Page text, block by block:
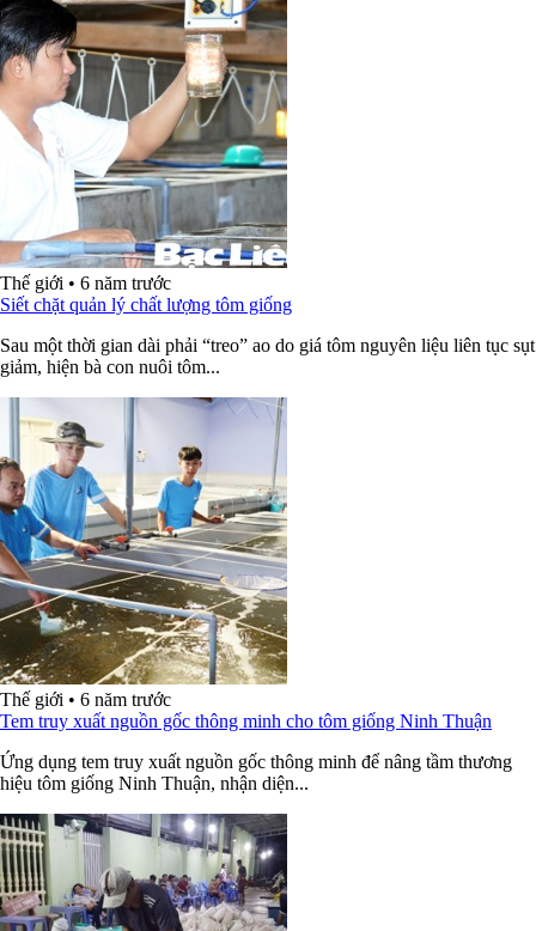
Thế giới • 6 năm trước
Siết chặt quản lý chất lượng tôm giống
Sau một thời gian dài phải “treo” ao do giá tôm nguyên liệu liên tục sụt
giảm, hiện bà con nuôi tôm...
Thế giới • 6 năm trước
Tem truy xuất nguồn gốc thông minh cho tôm giống Ninh Thuận
Ứng dụng tem truy xuất nguồn gốc thông minh để nâng tầm thương
hiệu tôm giống Ninh Thuận, nhận diện...